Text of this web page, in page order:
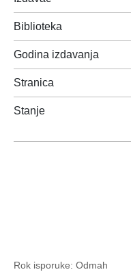
Biblioteka
Godina izdavanja
Stranica
Stanje
Rok isporuke: Odmah